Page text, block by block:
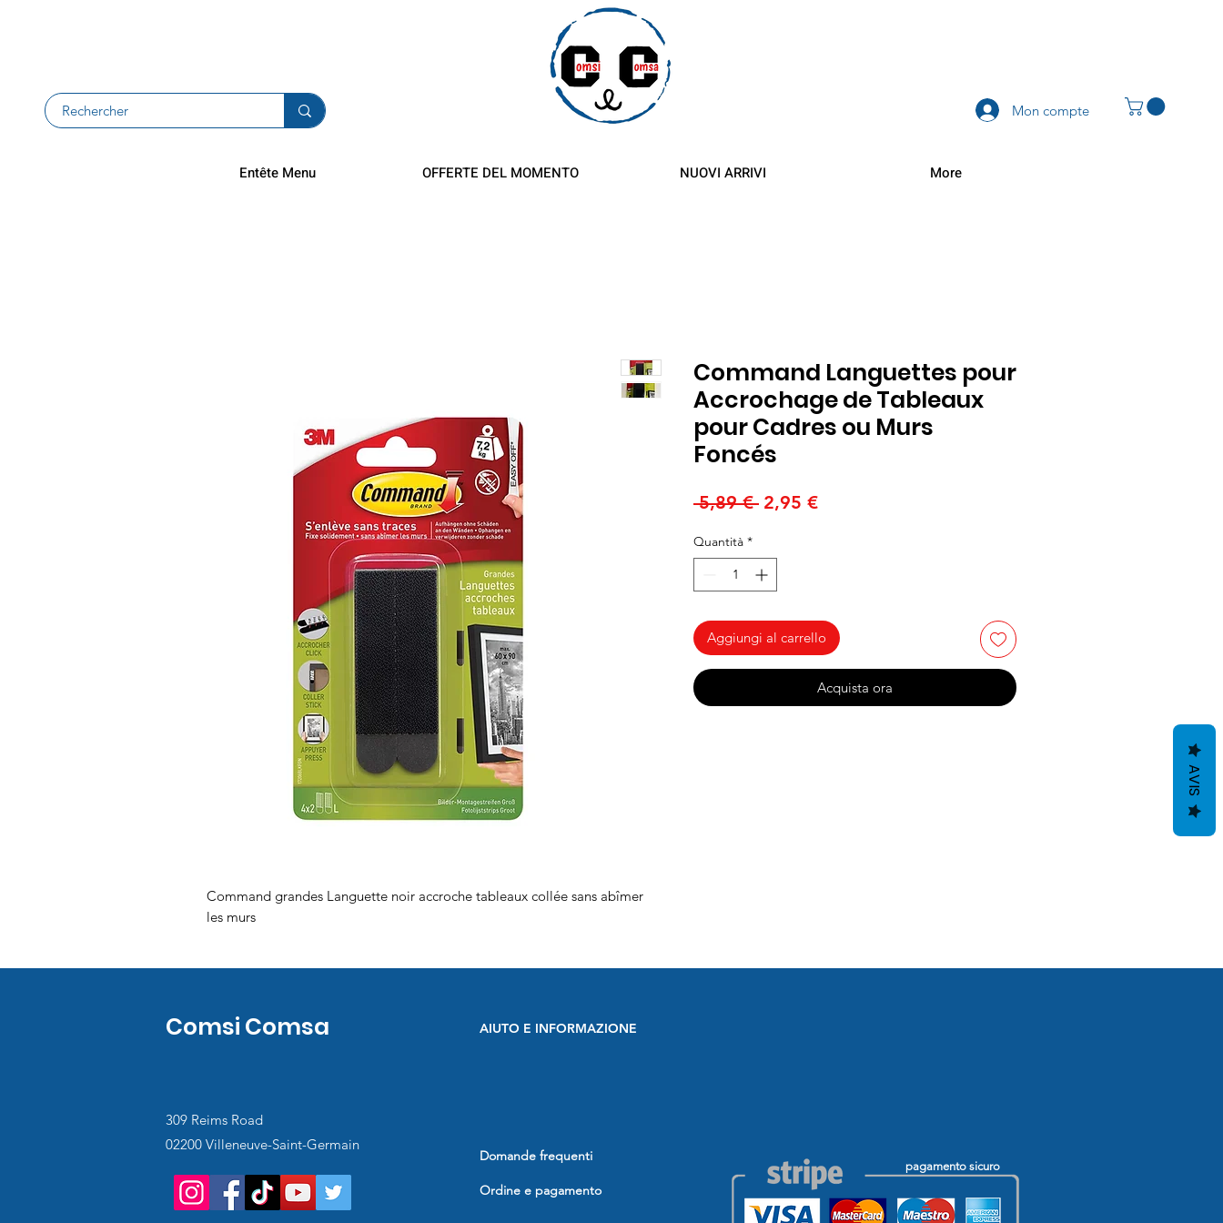
Mon compte
Entête Menu OFFERTE DEL MOMENTO NUOVI ARRIVI More
Command grandes Languette noir accroche tableaux collée sans abîmer
les murs
Command Languettes pour
Accrochage de Tableaux
pour Cadres ou Murs
Foncés
5,89 € Prezzo
2,95 €Prezzo
Quantità *
Aggiungi al carrello
Acquista ora
Comsi Comsa AIUTO E INFORMAZIONE
309 Reims Road
02200 Villeneuve-Saint-Germain
Domande frequenti
Ordine e pagamento
pagamento sicuro
AVIS